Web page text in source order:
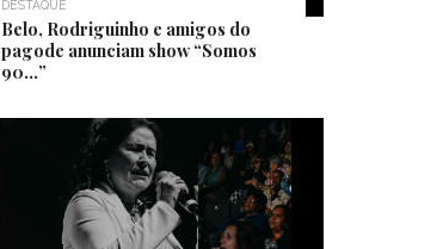
DESTAQUE
Belo, Rodriguinho e amigos do
pagode anunciam show “Somos
90…”